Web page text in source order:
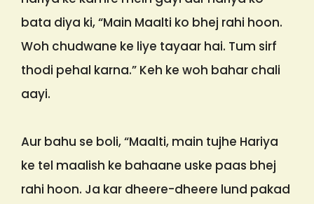
bata diya ki, “Main Maalti ko bhej rahi hoon.
Woh chudwane ke liye tayaar hai. Tum sirf
thodi pehal karna.” Keh ke woh bahar chali
aayi.
Aur bahu se boli, “Maalti, main tujhe Hariya
ke tel maalish ke bahaane uske paas bhej
rahi hoon. Ja kar dheere-dheere lund pakad